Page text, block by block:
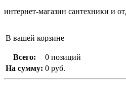
интернет-магазин сантехники и
В вашей корзине
Всего:
0 позиций
На сумму: 0 руб.